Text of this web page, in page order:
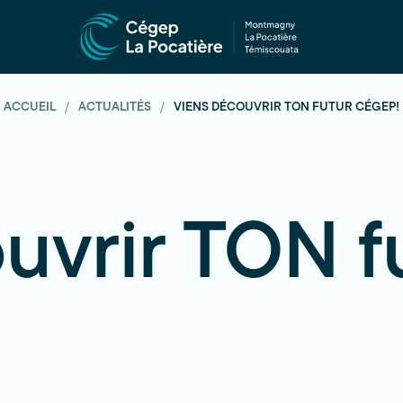
ACCUEIL ACTUALITÉS VIENS DÉCOUVRIR TON FUTUR CÉGEP!
TON